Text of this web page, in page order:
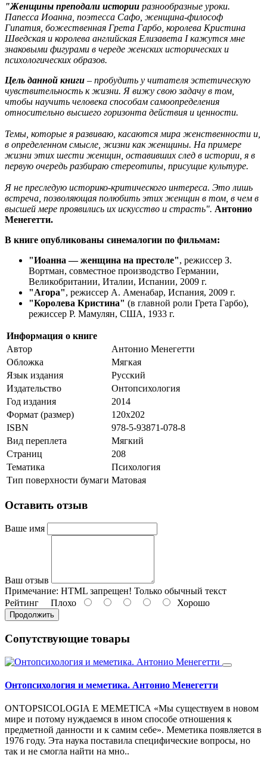
"Женщины преподали истории разнообразные уроки.
Папесса Иоанна, поэтесса Сафо, женщина-философ
Гипатия, божественная Грета Гарбо, королева Кристина
Шведская и королева английская Елизавета I кажутся мне
знаковыми фигурами в череде женских исторических и
психологических образов.
Цель данной книги – пробудить у читателя эстетическую
чувствительность к жизни. Я вижу свою задачу в том,
чтобы научить человека способам самоопределения
относительно высшего горизонта действия и ценности.
Темы, которые я развиваю, касаются мира женственности и,
в определенном смысле, жизни как женщины. На примере
жизни этих шести женщин, оставивших след в истории, я в
первую очередь разбираю стереотипы, присущие культуре.
Я не преследую историко-критического интереса. Это лишь
встреча, позволяющая полюбить этих женщин в том, в чем в
высшей мере проявились их искусство и страсть". Антонио
Менегетти.
В книге опубликованы синемалогии по фильмам:
"Иоанна — женщина на престоле", режиссер З.
Вортман, совместное производство Германии,
Великобритании, Италии, Испании, 2009 г.
"Агора", режиссер А. Аменабар, Испания, 2009 г.
"Королева Кристина" (в главной роли Грета Гарбо),
режиссер Р. Мамулян, США, 1933 г.
Информация о книге
Автор
Антонио Менегетти
Обложка
Мягкая
Язык издания
Русский
Издательство
Онтопсихология
Год издания
2014
Формат (размер)
120x202
ISBN
978-5-93871-078-8
Вид переплета
Мягкий
Страниц
208
Тематика
Психология
Тип поверхности бумаги Матовая
Оставить отзыв
Ваше имя
Ваш отзыв
Примечание: HTML запрещен! Только обычный текст
Рейтинг Плохо Хорошо
Продолжить
Сопутствующие товары
Онтопсихология и меметика. Антонио Менегетти
ОNТОРSIСОLОGIА Е МЕМЕТIСА «Мы существуем в новом
мире и потому нуждаемся в ином способе отношения к
предметной данности и к самим себе». Меметика появляется в
1976 году. Эта наука поставила специфические вопросы, но
так и не смогла найти на мно..